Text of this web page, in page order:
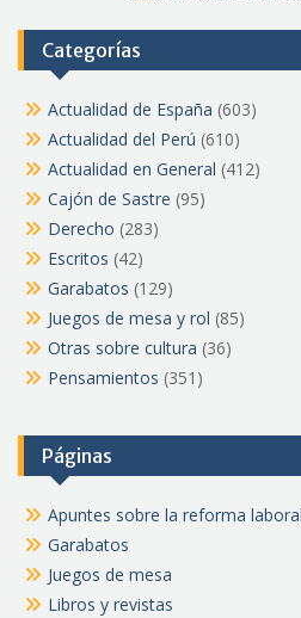
Categorías
Actualidad de España (603)
Actualidad del Perú (610)
Actualidad en General (412)
Cajón de Sastre (95)
Derecho (283)
Escritos (42)
Garabatos (129)
Juegos de mesa y rol (85)
Otras sobre cultura (36)
Pensamientos (351)
Páginas
Apuntes sobre la reforma
Garabatos
Juegos de mesa
Libros y revistas